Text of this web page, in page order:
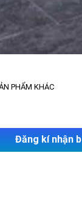
PHẨM KHÁC
Đăng kí nhận